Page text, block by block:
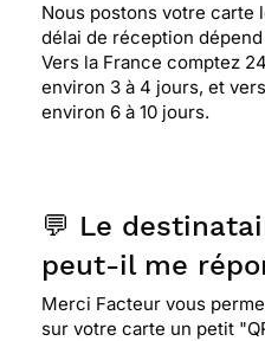
Nous postons votre carte
délai de réception
Vers la France comptez
environ 3 à 4 jours, et
environ 6 à 10 jours.
💬 Le
peut-il me
Merci Facteur vous
sur votre carte un petit